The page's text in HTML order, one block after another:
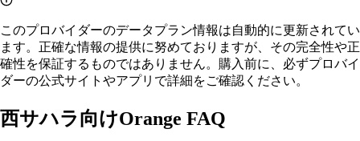
このプロバイダーのデータプラン情報は自動的に更新されてい
ます。正確な情報の提供に努めておりますが、その完全性や正
確性を保証するものではありません。購入前に、必ずプロバイ
ダーの公式サイトやアプリで詳細をご確認ください。
西サハラ向けOrange FAQ